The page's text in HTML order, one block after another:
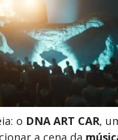
o DNA ART CAR,
a cena da